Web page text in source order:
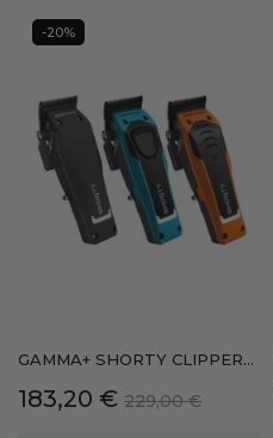
GAMMA+ SHORTY CLIPPER...
Precio
183,20 € Precio
229,00 €
-20%